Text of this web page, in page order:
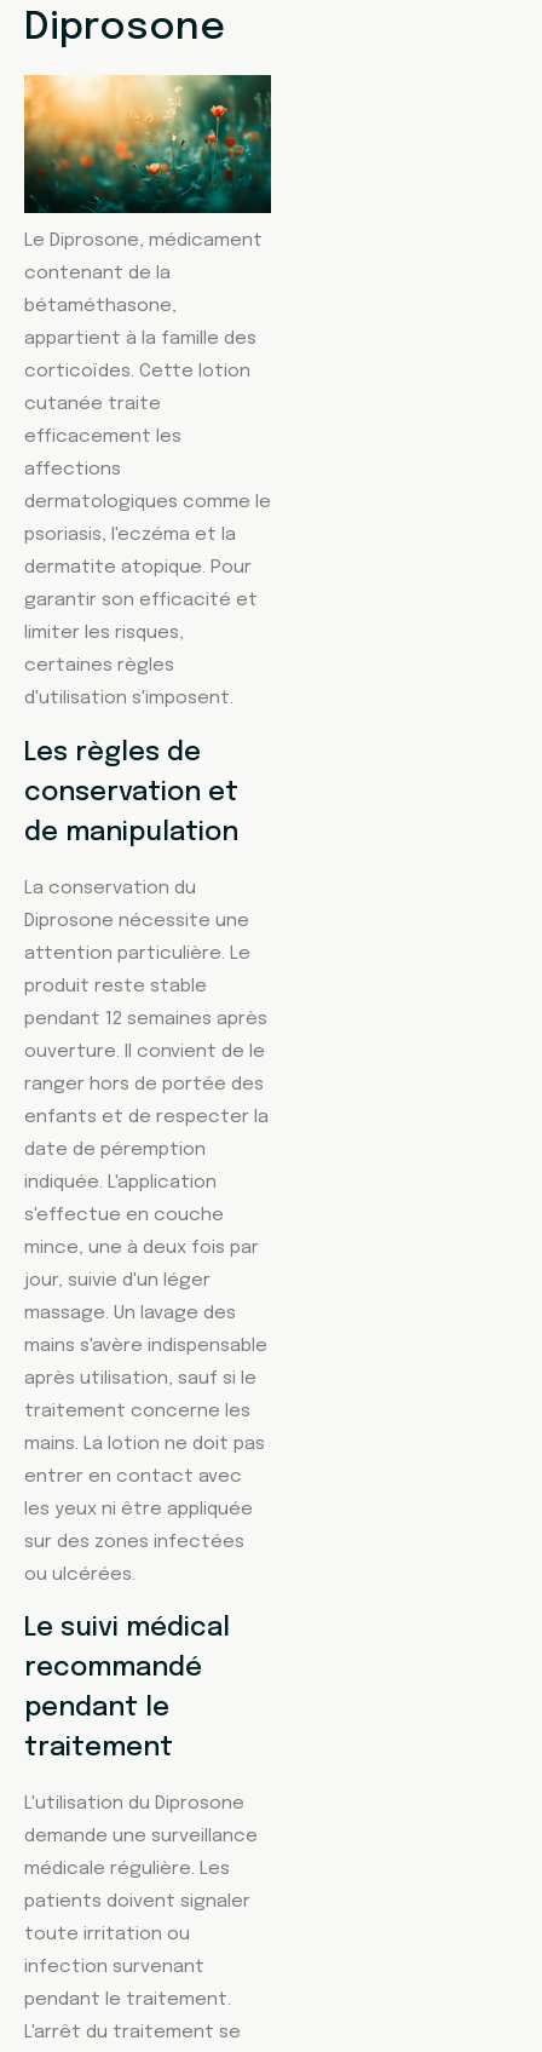
Diprosone
Le Diprosone, médicament
contenant de la
bétaméthasone,
appartient à la famille des
corticoïdes. Cette lotion
cutanée traite
efficacement les
affections
dermatologiques comme le
psoriasis, l'eczéma et la
dermatite atopique. Pour
garantir son efficacité et
limiter les risques,
certaines règles
d'utilisation s'imposent.
Les règles de
conservation et
de manipulation
La conservation du
Diprosone nécessite une
attention particulière. Le
produit reste stable
pendant 12 semaines après
ouverture. Il convient de le
ranger hors de portée des
enfants et de respecter la
date de péremption
indiquée. L'application
s'effectue en couche
mince, une à deux fois par
jour, suivie d'un léger
massage. Un lavage des
mains s'avère indispensable
après utilisation, sauf si le
traitement concerne les
mains. La lotion ne doit pas
entrer en contact avec
les yeux ni être appliquée
sur des zones infectées
ou ulcérées.
Le suivi médical
recommandé
pendant le
traitement
L'utilisation du Diprosone
demande une surveillance
médicale régulière. Les
patients doivent signaler
toute irritation ou
infection survenant
pendant le traitement.
L'arrêt du traitement se